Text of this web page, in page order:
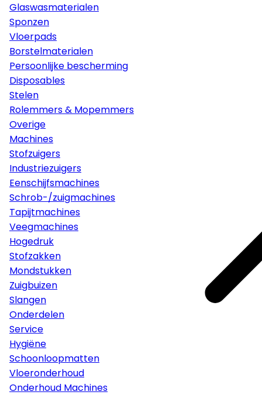
Glaswasmaterialen
Sponzen
Vloerpads
Borstelmaterialen
Persoonlijke bescherming
Disposables
Stelen
Rolemmers & Mopemmers
Overige
Machines
Stofzuigers
Industriezuigers
Eenschijfsmachines
Schrob-/zuigmachines
Tapijtmachines
Veegmachines
Hogedruk
Stofzakken
Mondstukken
Zuigbuizen
Slangen
Onderdelen
Service
Hygiëne
Schoonloopmatten
Vloeronderhoud
Onderhoud Machines